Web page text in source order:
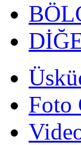
Foto